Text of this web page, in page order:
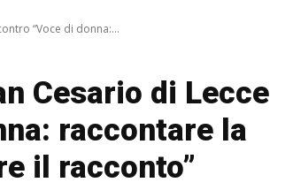
“Voce di donna:...
Cesario di Lecce
raccontare la
il racconto”